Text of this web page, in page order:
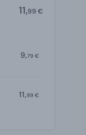
11,99 €
9,79 €
11,99 €